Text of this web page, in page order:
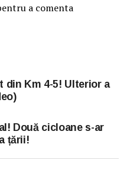
a comenta
din Km 4-5! Ulterior a
Două cicloane s-ar
țării!